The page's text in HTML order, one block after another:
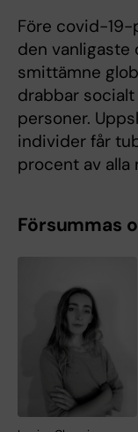
Före covid-
den vanligaste
smittämne
drabbar
personer.
individer får
procent av alla
Försummas